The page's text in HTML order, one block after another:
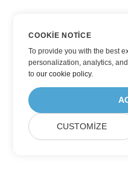
COOKIE NOTICE
To provide you with the best
personalization, analytics,
toour cookie policy.
CUSTOMIZE